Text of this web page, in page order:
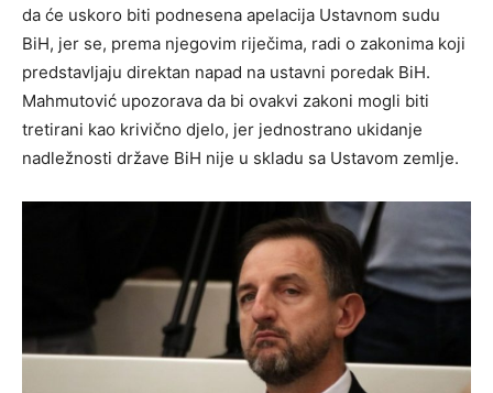
da će uskoro biti podnesena apelacija Ustavnom sudu
BiH, jer se, prema njegovim riječima, radi o zakonima koji
predstavljaju direktan napad na ustavni poredak BiH.
Mahmutović upozorava da bi ovakvi zakoni mogli biti
tretirani kao krivično djelo, jer jednostrano ukidanje
nadležnosti države BiH nije u skladu sa Ustavom zemlje.